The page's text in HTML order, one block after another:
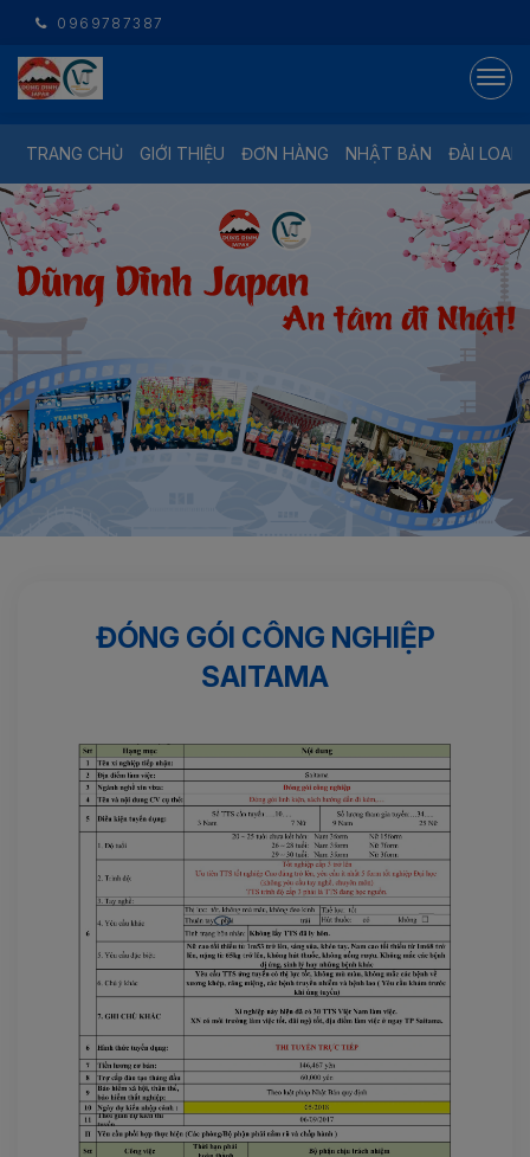
0969787387
TRANG CHỦ GIỚI THIỆU ĐƠN HÀNG NHẬT BẢN ĐÀI LOAN
ĐÓNG GÓI CÔNG NGHIỆP
SAITAMA